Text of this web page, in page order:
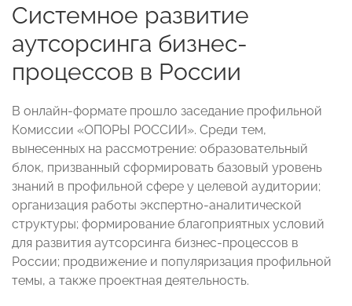
Системное развитие
аутсорсинга бизнес-
процессов в России
В онлайн-формате прошло заседание профильной
Комиссии «ОПОРЫ РОССИИ». Среди тем,
вынесенных на рассмотрение: образовательный
блок, призванный сформировать базовый уровень
знаний в профильной сфере у целевой аудитории;
организация работы экспертно-аналитической
структуры; формирование благоприятных условий
для развития аутсорсинга бизнес-процессов в
России; продвижение и популяризация профильной
темы, а также проектная деятельность.